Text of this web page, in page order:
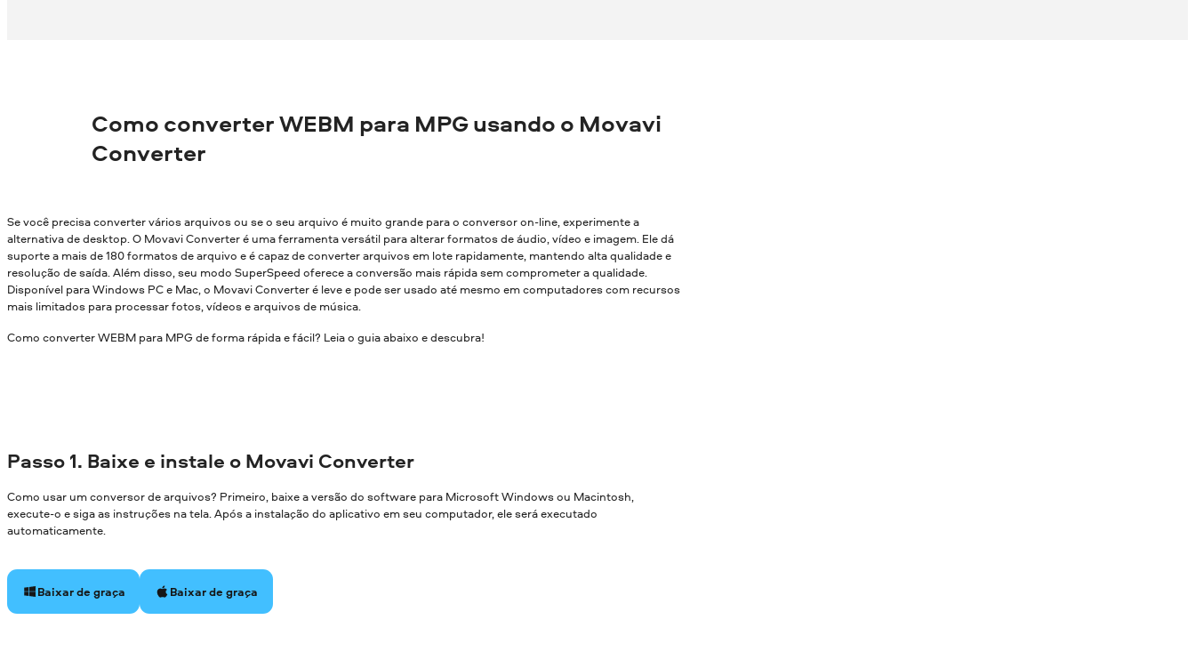
Como converter WEBM para MPG usando o Movavi
Converter
Se você precisa converter vários arquivos ou se o seu arquivo é muito grande para o conversor on-line, experimente a
alternativa de desktop. O Movavi Converter é uma ferramenta versátil para alterar formatos de áudio, vídeo e imagem. Ele dá
suporte a mais de 180 formatos de arquivo e é capaz de converter arquivos em lote rapidamente, mantendo alta qualidade e
resolução de saída. Além disso, seu modo SuperSpeed oferece a conversão mais rápida sem comprometer a qualidade.
Disponível para Windows PC e Mac, o Movavi Converter é leve e pode ser usado até mesmo em computadores com recursos
mais limitados para processar fotos, vídeos e arquivos de música.
Como converter WEBM para MPG de forma rápida e fácil? Leia o guia abaixo e descubra!
Passo 1. Baixe e instale o Movavi Converter
Como usar um conversor de arquivos? Primeiro, baixe a versão do software para Microsoft Windows ou Macintosh,
execute-o e siga as instruções na tela. Após a instalação do aplicativo em seu computador, ele será executado
automaticamente.
Baixar de graça Baixar de graça